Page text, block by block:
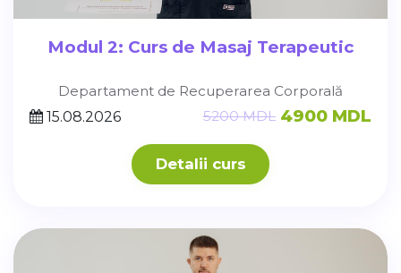
Modul 2: Curs de Masaj Terapeutic
Departament de Recuperarea Corporală
15.08.2026
5200 MDL 4900 MDL
Detalii curs